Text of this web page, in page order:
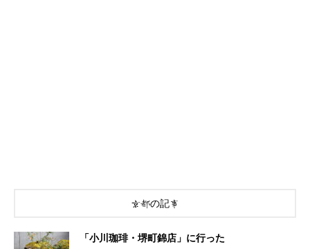
京都の記事
「小川珈琲・堺町錦店」に行った